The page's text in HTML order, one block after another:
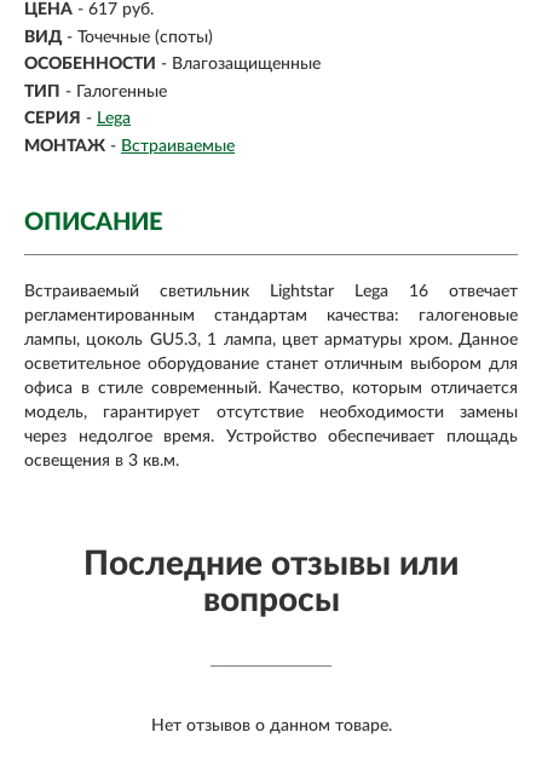
ЦЕНА - 617 руб.
ВИД - Точечные (споты)
ОСОБЕННОСТИ - Влагозащищенные
ТИП - Галогенные
СЕРИЯ - Lega
МОНТАЖ - Встраиваемые
ОПИСАНИЕ
Встраиваемый светильник Lightstar Lega 16 отвечает
регламентированным стандартам качества: галогеновые
лампы, цоколь GU5.3, 1 лампа, цвет арматуры хром. Данное
осветительное оборудование станет отличным выбором для
офиса в стиле современный. Качество, которым отличается
модель, гарантирует отсутствие необходимости замены
через недолгое время. Устройство обеспечивает площадь
освещения в 3 кв.м.
Последние отзывы или
вопросы
Нет отзывов о данном товаре.